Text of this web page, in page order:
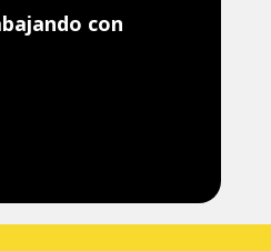
con